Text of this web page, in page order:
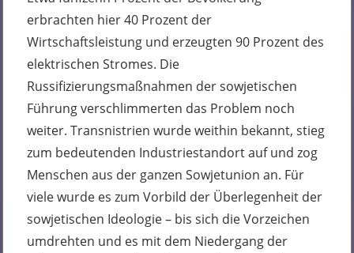
erbrachten hier 40 Prozent der
Wirtschaftsleistung und erzeugten 90 Prozent des
elektrischen Stromes. Die
Russifizierungsmaßnahmen der sowjetischen
Führung verschlimmerten das Problem noch
weiter. Transnistrien wurde weithin bekannt, stieg
zum bedeutenden Industriestandort auf und zog
Menschen aus der ganzen Sowjetunion an. Für
viele wurde es zum Vorbild der Überlegenheit der
sowjetischen Ideologie – bis sich die Vorzeichen
umdrehten und es mit dem Niedergang der